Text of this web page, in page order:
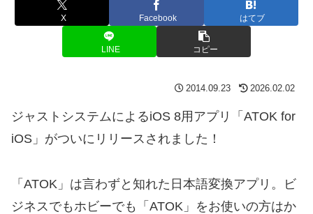
X Facebook はてブ
LINE コピー
2014.09.23 2026.02.02
ジャストシステムによるiOS 8用アプリ「ATOK for
iOS」がついにリリースされました！
「ATOK」は言わずと知れた日本語変換アプリ。ビ
ジネスでもホビーでも「ATOK」をお使いの方はか